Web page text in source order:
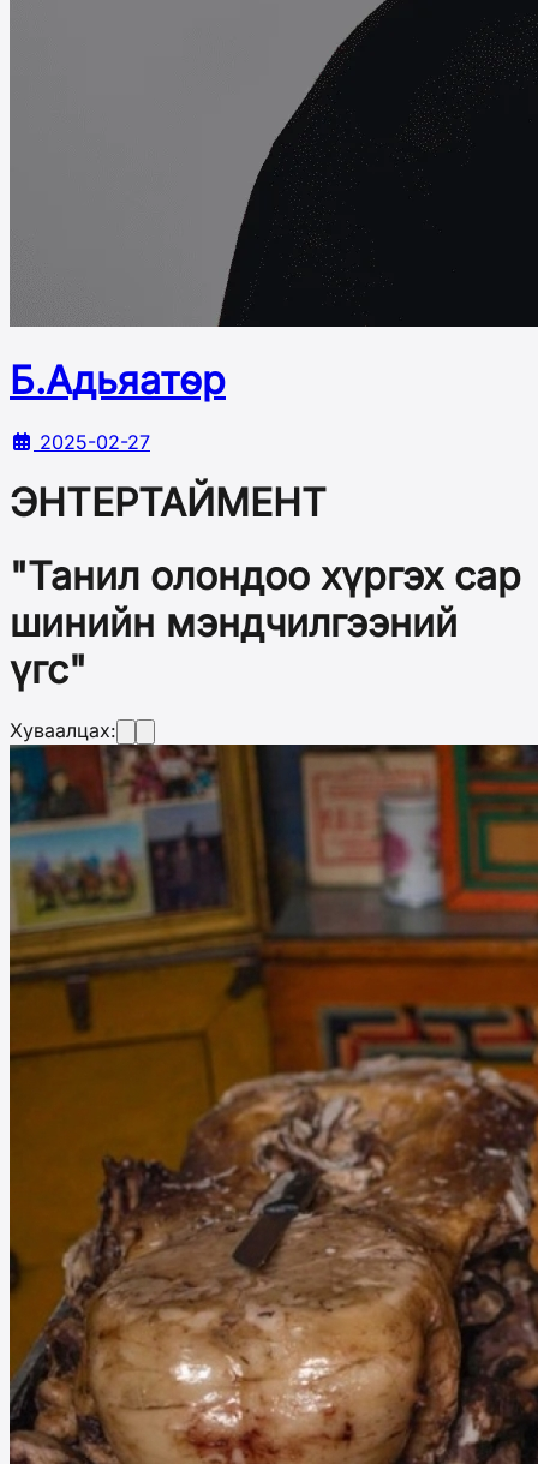
Б.Адьяатөр
2025-02-27
ЭНТЕРТАЙМЕНТ
"Танил олондоо хүргэх сар
шинийн мэндчилгээний
үгс"
Хуваалцах: